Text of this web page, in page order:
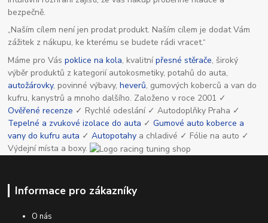
bezpečně.
„Naším cílem není jen prodat produkt. Naším cílem je dodat Vám
zážitek z nákupu, ke kterému se budete rádi vracet.“
Máme pro Váspoklice na kola, kvalitnípřesné stěrače, široký
výběr produktů z kategorií autokosmetiky, potahů do auta,
autožárovky, povinné výbavy,heverů, gumových koberců a van do
kufru, kanystrů a mnoho dalšího. Založeno v roce 2001 ✓
Ověřené recenze ✓ Rychlé odeslání ✓ Autodoplňky Praha ✓
Tepelné a zvukové izolace do auta ✓Gumové auto koberce a
vany do kufru auta ✓Autopotahy a chladivé ✓ Fólie na auto ✓
Výdejní místa a boxy.
Informace pro zákazníky
O nás